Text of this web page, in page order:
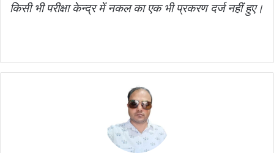
किसी भी परीक्षा केन्द्र में नकल का एक भी प्रकरण दर्ज नहीं हुए।